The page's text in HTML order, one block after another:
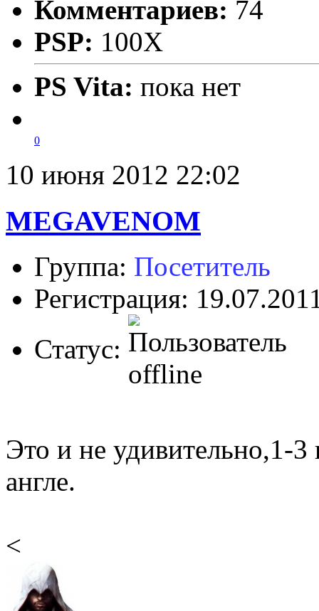
Комментариев: 74
PSP: 100X
PS Vita: пока нет
0
10 июня 2012 22:02
MEGAVENOM
Группа: Посетитель
Регистрация:
Статус:
Это и не удивительно,1-
англе.
<